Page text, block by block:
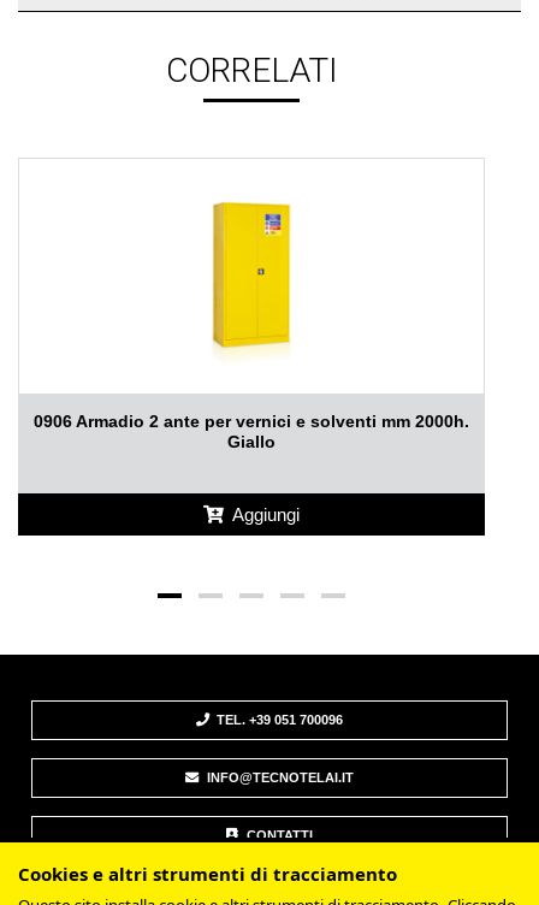
CORRELATI
0906 Armadio 2 ante per vernici e solventi mm 2000h.
Giallo
Aggiungi
TEL. +39 051 700096
INFO@TECNOTELAI.IT
CONTATTI
Cookies e altri strumenti di tracciamento